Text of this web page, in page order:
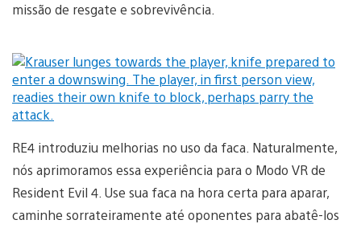
missão de resgate e sobrevivência.
RE4 introduziu melhorias no uso da faca. Naturalmente,
nós aprimoramos essa experiência para o Modo VR de
Resident Evil 4. Use sua faca na hora certa para aparar,
caminhe sorrateiramente até oponentes para abatê-los